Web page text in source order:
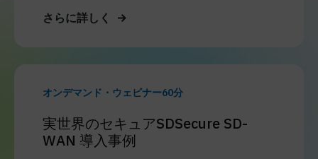
さらに詳しく
オンデマンド・ウェビナー60分
実世界のセキュアSDSecure SD-
WAN 導入事例